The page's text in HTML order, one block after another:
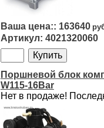
163640
4021320060
Поршневой блок
W115-16Bar
Нет в продаже!